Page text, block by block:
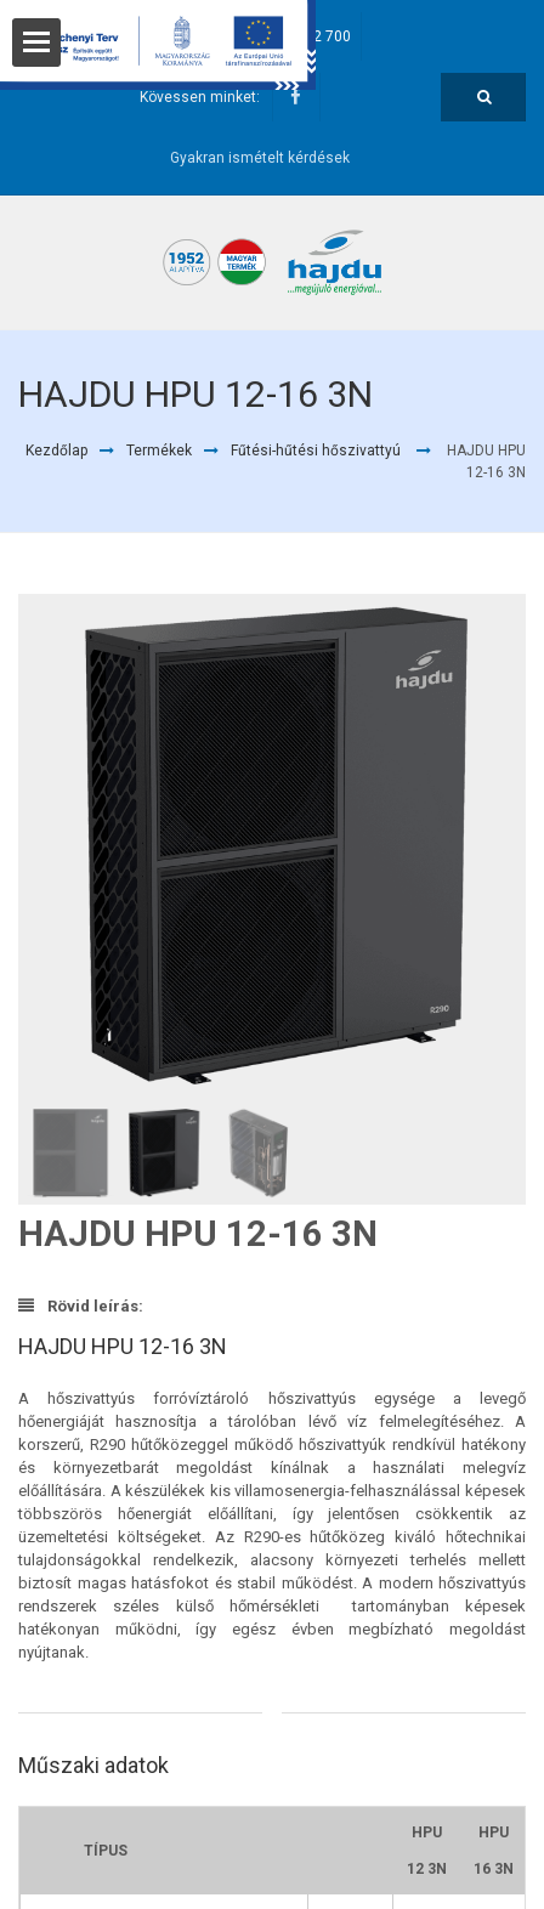
hajdu@hajdurt.hu +36 52 582 700
Kövessen minket:
Gyakran ismételt kérdések
HAJDU HPU 12-16 3N
Kezdőlap Termékek Fűtési-hűtési hőszivattyú
HAJDU HPU
12-16 3N
HAJDU HPU 12-16 3N
Rövid leírás:
HAJDU HPU 12-16 3N
A hőszivattyús forróvíztároló hőszivattyús egysége a levegő
hőenergiáját hasznosítja a tárolóban lévő víz felmelegítéséhez. A
korszerű, R290 hűtőközeggel működő hőszivattyúk rendkívül hatékony
és környezetbarát megoldást kínálnak a használati melegvíz
előállítására. A készülékek kis villamosenergia-felhasználással képesek
többszörös hőenergiát előállítani, így jelentősen csökkentik az
üzemeltetési költségeket. Az R290-es hűtőközeg kiváló hőtechnikai
tulajdonságokkal rendelkezik, alacsony környezeti terhelés mellett
biztosít magas hatásfokot és stabil működést. A modern hőszivattyús
rendszerek széles külső hőmérsékleti tartományban képesek
hatékonyan működni, így egész évben megbízható megoldást
nyújtanak.
Műszaki adatok
TÍPUS
HPU
12 3N
HPU
16 3N